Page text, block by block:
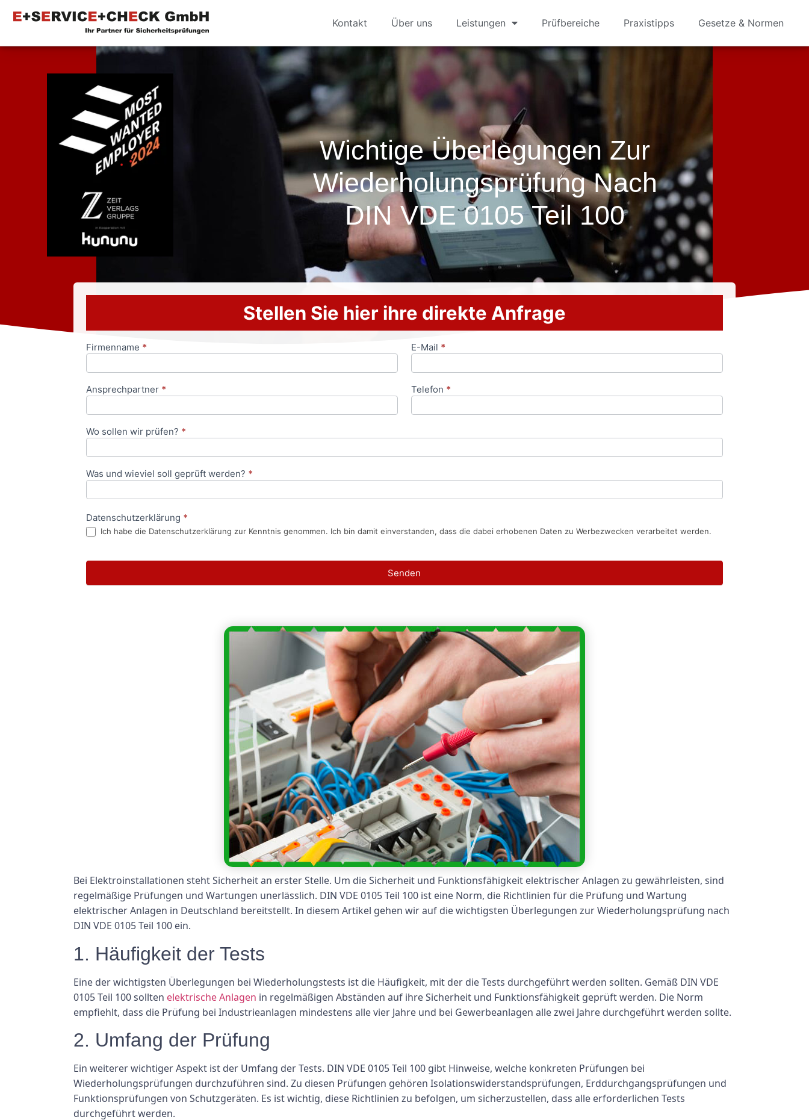
Kontakt Über uns Leistungen Prüfbereiche Praxistipps Gesetze & Normen
Wichtige Überlegungen Zur
Wiederholungsprüfung Nach
DIN VDE 0105 Teil 100
Stellen Sie hier ihre direkte Anfrage
Anfrageformular
Firmenname * E-Mail *
Ansprechpartner * Telefon *
Wo sollen wir prüfen? *
Was und wieviel soll geprüft werden? *
Datenschutzerklärung *
Ich habe die Datenschutzerklärung zur Kenntnis genommen. Ich bin damit einverstanden, dass die dabei erhobenen Daten zu Werbezwecken verarbeitet werden.
Senden
Bei Elektroinstallationen steht Sicherheit an erster Stelle. Um die Sicherheit und Funktionsfähigkeit elektrischer Anlagen zu gewährleisten, sind
regelmäßige Prüfungen und Wartungen unerlässlich. DIN VDE 0105 Teil 100 ist eine Norm, die Richtlinien für die Prüfung und Wartung
elektrischer Anlagen in Deutschland bereitstellt. In diesem Artikel gehen wir auf die wichtigsten Überlegungen zur Wiederholungsprüfung nach
DIN VDE 0105 Teil 100 ein.
1. Häufigkeit der Tests
Eine der wichtigsten Überlegungen bei Wiederholungstests ist die Häufigkeit, mit der die Tests durchgeführt werden sollten. Gemäß DIN VDE
0105 Teil 100 sollten elektrische Anlagen in regelmäßigen Abständen auf ihre Sicherheit und Funktionsfähigkeit geprüft werden. Die Norm
empfiehlt, dass die Prüfung bei Industrieanlagen mindestens alle vier Jahre und bei Gewerbeanlagen alle zwei Jahre durchgeführt werden sollte.
2. Umfang der Prüfung
Ein weiterer wichtiger Aspekt ist der Umfang der Tests. DIN VDE 0105 Teil 100 gibt Hinweise, welche konkreten Prüfungen bei
Wiederholungsprüfungen durchzuführen sind. Zu diesen Prüfungen gehören Isolationswiderstandsprüfungen, Erddurchgangsprüfungen und
Funktionsprüfungen von Schutzgeräten. Es ist wichtig, diese Richtlinien zu befolgen, um sicherzustellen, dass alle erforderlichen Tests
durchgeführt werden.